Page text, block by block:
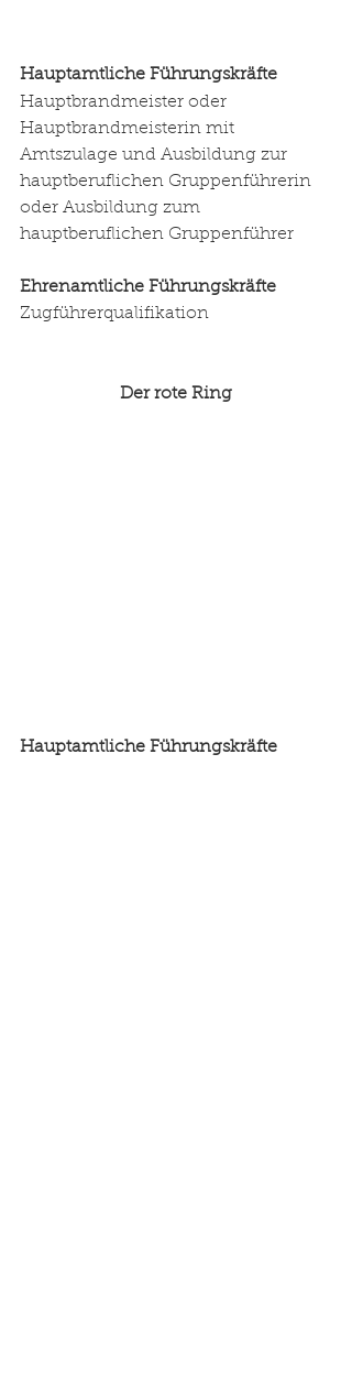
Hauptamtliche Führungskräfte
Hauptbrandmeister oder
Hauptbrandmeisterin mit
Amtszulage und Ausbildung zur
hauptberuflichen Gruppenführerin
oder Ausbildung zum
hauptberuflichen Gruppenführer
Ehrenamtliche Führungskräfte
Zugführerqualifikation
Der rote Ring
Hauptamtliche Führungskräfte